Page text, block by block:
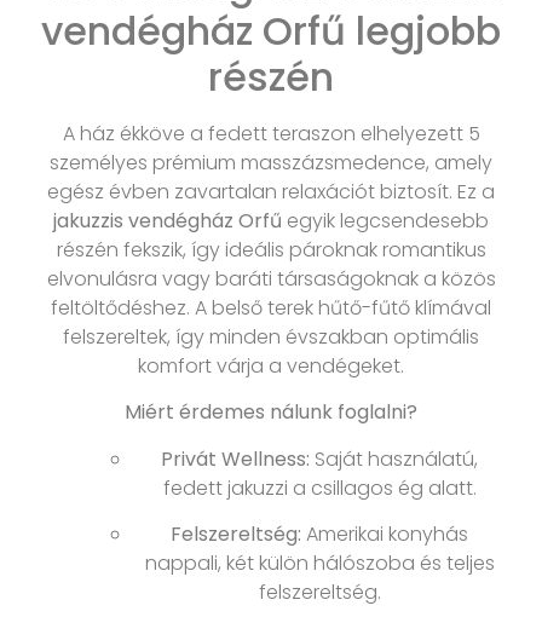
vendégház Orfű legjobb
részén
A ház ékköve a fedett teraszon elhelyezett 5
személyes prémium masszázsmedence, amely
egész évben zavartalan relaxációt biztosít. Ez a
jakuzzis vendégház Orfű egyik legcsendesebb
részén fekszik, így ideális pároknak romantikus
elvonulásra vagy baráti társaságoknak a közös
feltöltődéshez. A belső terek hűtő-fűtő klímával
felszereltek, így minden évszakban optimális
komfort várja a vendégeket.
Miért érdemes nálunk foglalni?
Privát Wellness: Saját használatú,
fedett jakuzzi a csillagos ég alatt.
Felszereltség: Amerikai konyhás
nappali, két külön hálószoba és teljes
felszereltség.